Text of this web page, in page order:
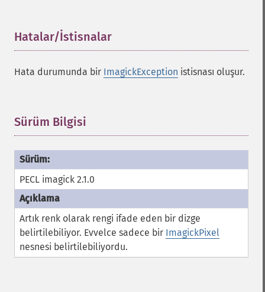
Hatalar/İstisnalar
Hata durumunda bir ImagickException istisnası oluşur.
Sürüm Bilgisi
PECL imagick 2.1.0
Artık renk olarak rengi ifade eden bir dizge
belirtilebiliyor. Evvelce sadece bir ImagickPixel
nesnesi belirtilebiliyordu.